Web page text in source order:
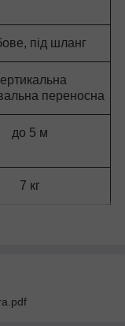
під шланг
переносна
до 5 м
7 кг